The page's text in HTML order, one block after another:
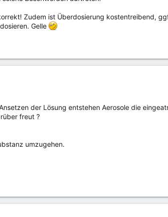
Zudem ist Überdosierung kostentreibend,
Gelle
der Lösung entstehen Aerosole die
freut ?
umzugehen.